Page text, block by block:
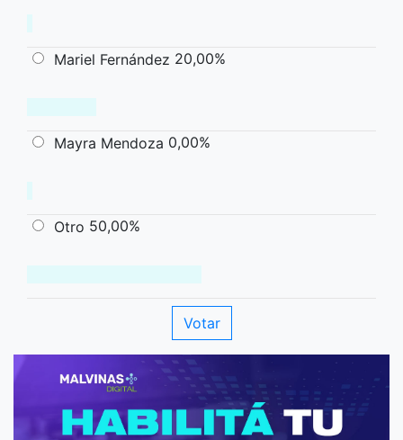
Mariel Fernández 20,00%
Mayra Mendoza 0,00%
Otro 50,00%